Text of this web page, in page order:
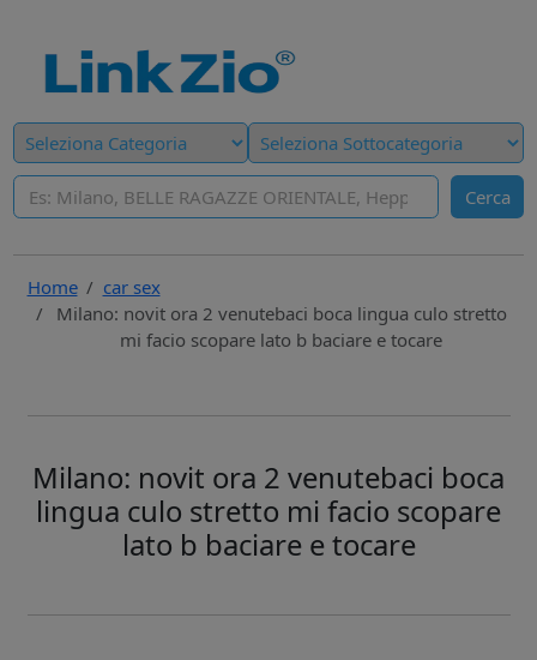
Cerca
Home
car sex
Milano: novit ora 2 venutebaci boca lingua culo stretto
mi facio scopare lato b baciare e tocare
Milano: novit ora 2 venutebaci boca
lingua culo stretto mi facio scopare
lato b baciare e tocare